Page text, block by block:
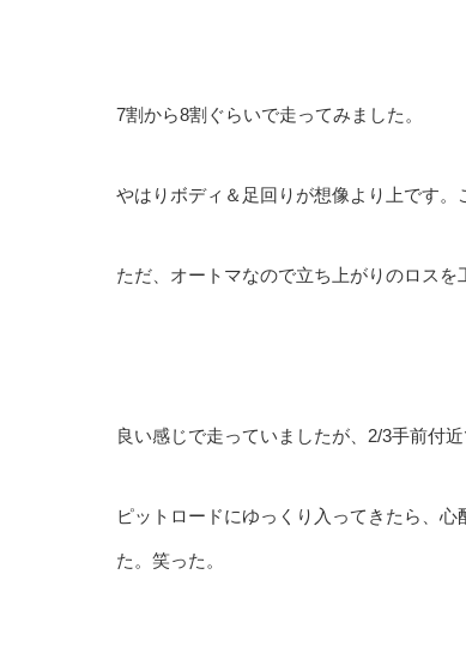
7割から8割ぐらいで走ってみました。
やはりボディ＆足回りが想像より上です。
ただ、オートマなので立ち上がりのロスを
良い感じで走っていましたが、2/3手前付
ピットロードにゆっくり入ってきたら、
た。笑った。